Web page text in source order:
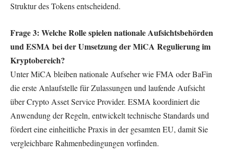
Struktur des Tokens entscheidend.
Frage 3: Welche Rolle spielen nationale Aufsichtsbehörden
und ESMA bei der Umsetzung der MiCA Regulierung im
Kryptobereich?
Unter MiCA bleiben nationale Aufseher wie FMA oder BaFin
die erste Anlaufstelle für Zulassungen und laufende Aufsicht
über Crypto Asset Service Provider. ESMA koordiniert die
Anwendung der Regeln, entwickelt technische Standards und
fördert eine einheitliche Praxis in der gesamten EU, damit Sie
vergleichbare Rahmenbedingungen vorfinden.